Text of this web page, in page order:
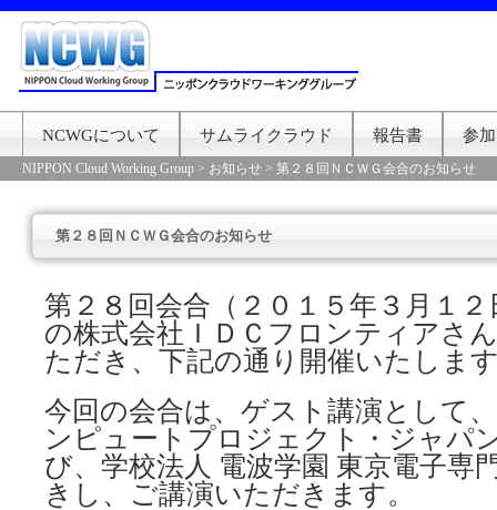
NCWGについて サムライクラウド 報告書 参
NIPPON Cloud Working Group > お知らせ > 第２８回ＮＣＷＧ会合のお知らせ
第２８回ＮＣＷＧ会合のお知らせ
第２８回会合（２０１５年３月１
の株式会社ＩＤＣフロンティアさ
ただき、下記の通り開催いたしま
今回の会合は、ゲスト講演として
ンピュートプロジェクト・ジャパ
び、学校法人 電波学園 東京電子専
きし、ご講演いただきます。